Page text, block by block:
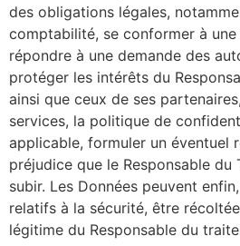
des obligations légales,
comptabilité, se conformer à
répondre à une demande des
protéger les intérêts du
ainsi que ceux de ses
services, la politique de
applicable, formuler un éventuel
préjudice que le Responsable du
subir. Les Données peuvent
relatifs à la sécurité, être
légitime du Responsable du